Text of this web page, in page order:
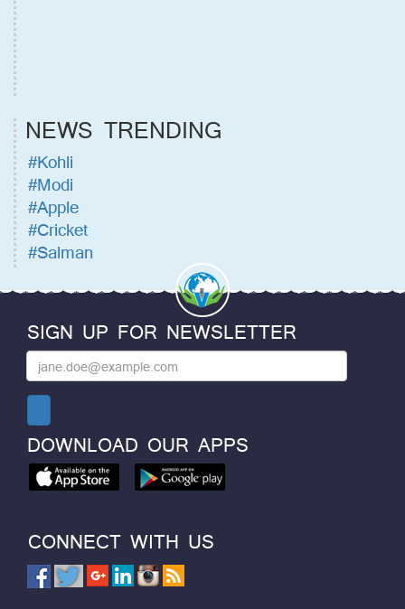
NEWS TRENDING
#Kohli
#Modi
#Apple
#Cricket
#Salman
SIGN UP FOR NEWSLETTER
DOWNLOAD OUR APPS
CONNECT WITH US